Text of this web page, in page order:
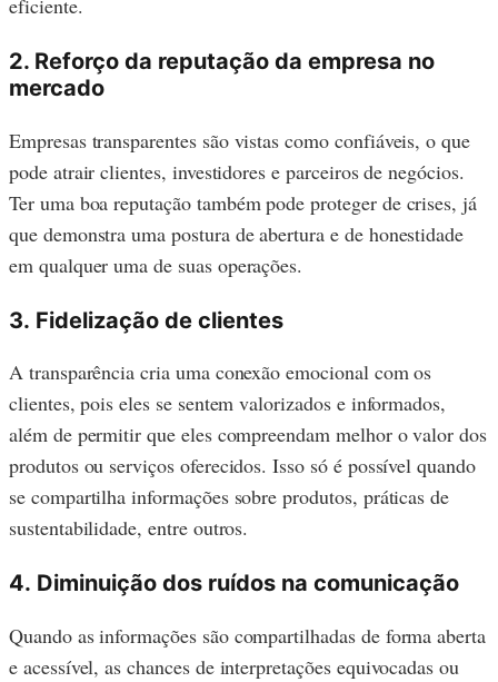
eficiente.
2. Reforço da reputação da empresa no
mercado
Empresas transparentes são vistas como confiáveis, o que
pode atrair clientes, investidores e parceiros de negócios.
Ter uma boa reputação também pode proteger de crises, já
que demonstra uma postura de abertura e de honestidade
em qualquer uma de suas operações.
3. Fidelização de clientes
A transparência cria uma conexão emocional com os
clientes, pois eles se sentem valorizados e informados,
além de permitir que eles compreendam melhor o valor dos
produtos ou serviços oferecidos. Isso só é possível quando
se compartilha informações sobre produtos, práticas de
sustentabilidade, entre outros.
4. Diminuição dos ruídos na comunicação
Quando as informações são compartilhadas de forma aberta
e acessível, as chances de interpretações equivocadas ou